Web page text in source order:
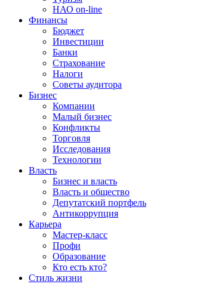
НАО on-line
Финансы
Бюджет
Инвестиции
Банки
Страхование
Налоги
Советы аудитора
Бизнес
Компании
Малый бизнес
Конфликты
Торговля
Исследования
Технологии
Власть
Бизнес и власть
Власть и общество
Депутатский портфель
Антикоррупция
Карьера
Мастер-класс
Профи
Образование
Кто есть кто?
Стиль жизни